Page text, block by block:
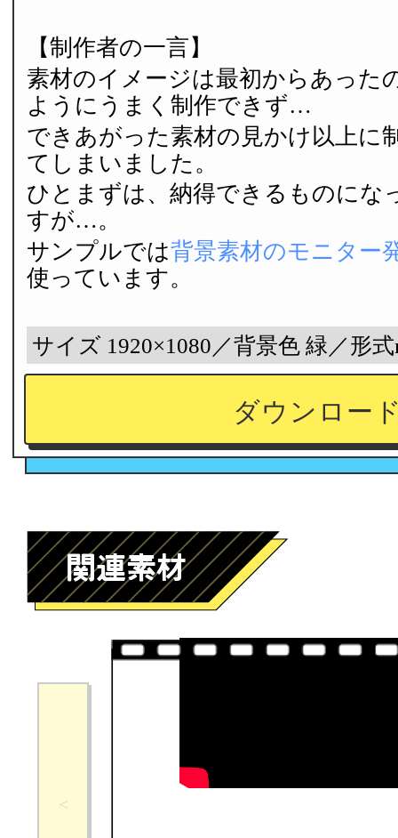
ダウンロー
【制作者の一言】
素材のイメージは最初からあった
ようにうまく制作できず…
できあがった素材の見かけ以上に
てしまいました。
ひとまずは、納得できるものにな
すが…。
サンプルでは背景素材のモニター
使っています。
サイズ 1920×1080／背景色 緑／形式